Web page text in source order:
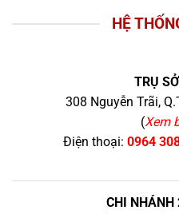
HỆ
TRỤ
308 Nguyễn Trãi,
(Xem
Điện thoại: 0964
CHI NHÁNH